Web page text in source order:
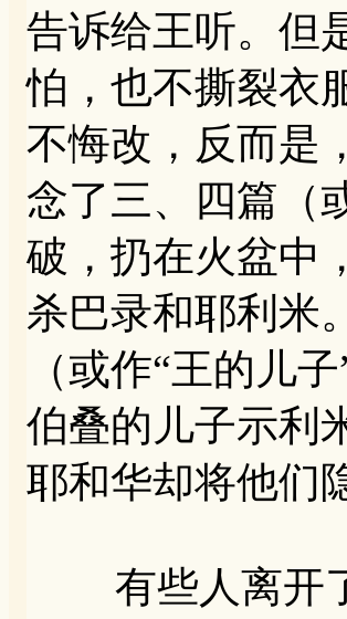
告诉给王听。但
怕，也不撕裂衣
不悔改，反而是
念了三、四篇（
破，扔在火盆中
杀巴录和耶利米
（或作“王的儿
伯叠的儿子示利
耶和华却将他们
有些人离开了